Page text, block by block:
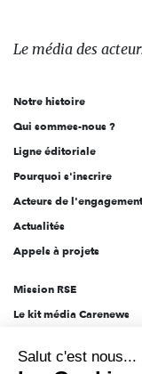
des
l'engagement
Le média des
Notre histoire
Qui sommes-nous ?
Ligne éditoriale
Pourquoi s'inscrire
Acteurs de l'engagement
Actualités
Appels à projets
Mission RSE
Le kit média Carenews
AEF info
Salut c'est nous...